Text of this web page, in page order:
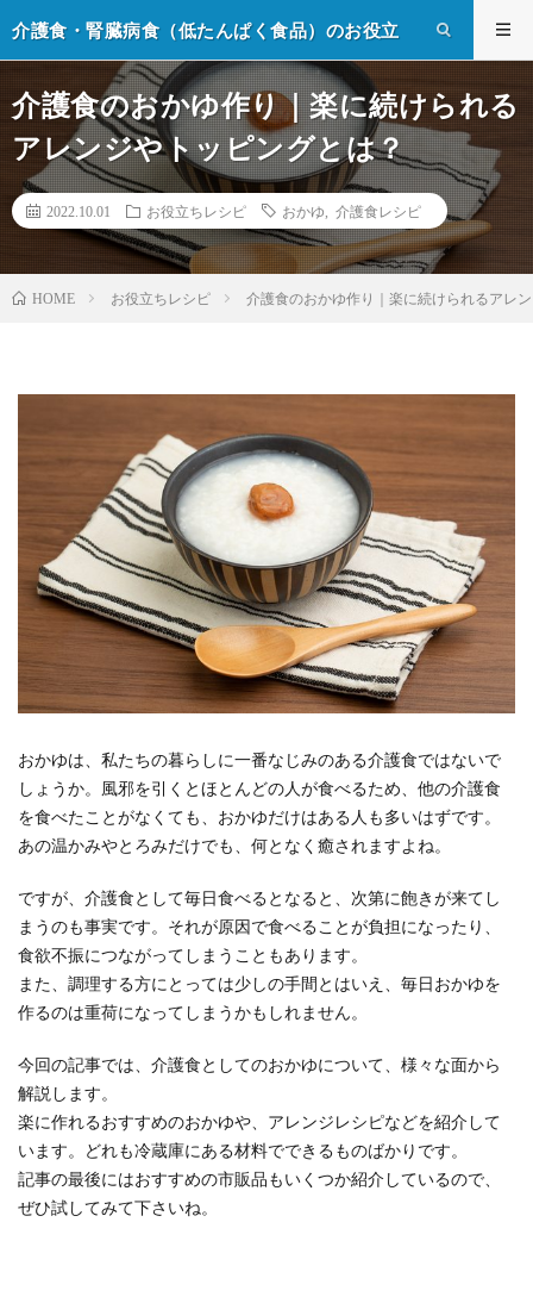
介護食・腎臓病食（低たんぱく食品）のお役立
介護食のおかゆ作り｜楽に続けられる
アレンジやトッピングとは？
2022.10.01 お役立ちレシピ おかゆ 介護食レシピ
HOME お役立ちレシピ 介護食のおかゆ作り｜楽に続けられるアレ
おかゆは、私たちの暮らしに一番なじみのある介護食ではないで
しょうか。風邪を引くとほとんどの人が食べるため、他の介護食
を食べたことがなくても、おかゆだけはある人も多いはずです。
あの温かみやとろみだけでも、何となく癒されますよね。
ですが、介護食として毎日食べるとなると、次第に飽きが来てし
まうのも事実です。それが原因で食べることが負担になったり、
食欲不振につながってしまうこともあります。
また、調理する方にとっては少しの手間とはいえ、毎日おかゆを
作るのは重荷になってしまうかもしれません。
今回の記事では、介護食としてのおかゆについて、様々な面から
解説します。
楽に作れるおすすめのおかゆや、アレンジレシピなどを紹介して
います。どれも冷蔵庫にある材料でできるものばかりです。
記事の最後にはおすすめの市販品もいくつか紹介しているので、
ぜひ試してみて下さいね。